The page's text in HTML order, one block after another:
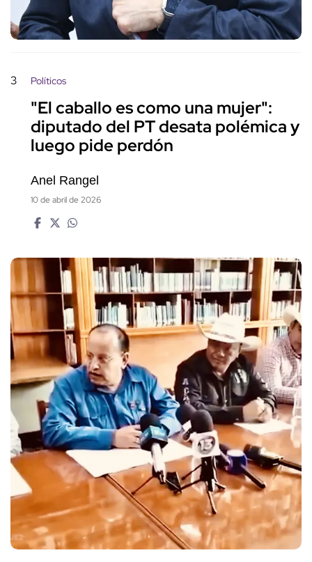
3 Políticos
"El caballo es como una mujer":
diputado del PT desata polémica y
luego pide perdón
Anel Rangel
10 de abril de 2026